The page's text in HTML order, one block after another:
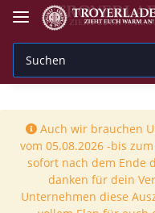
Auch wir brauchen
vom 05.08.2026 -bis
sofort nach dem Ende
danken für dein
Unternehmen diese